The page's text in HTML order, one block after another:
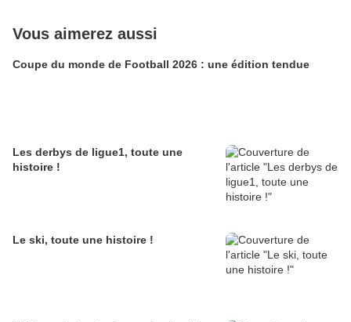
Vous aimerez aussi
Coupe du monde de Football 2026 : une édition tendue
Les derbys de ligue1, toute une
histoire !
Le ski, toute une histoire !